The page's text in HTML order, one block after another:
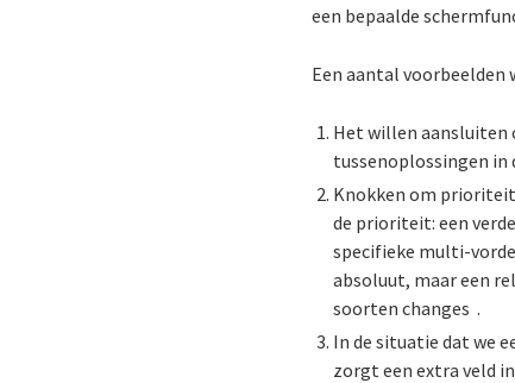
een bepaalde
Een aantal voorbeelden
Het willen aansluiten
tussenoplossingen in
Knokken om prioriteit
de prioriteit: een
specifieke multi-
absoluut, maar een
soorten changes .
In de situatie dat we
zorgt een extra veld